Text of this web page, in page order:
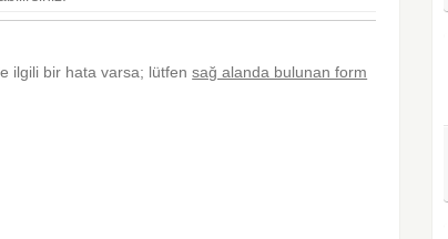
ilgili bir hata varsa; lütfensağ alanda bulunan form